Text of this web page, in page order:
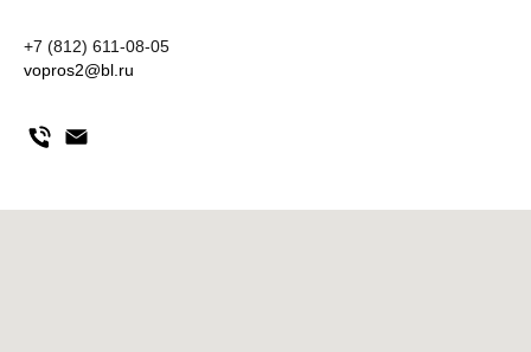
+7 (812) 611-08-05
vopros2@bl.ru